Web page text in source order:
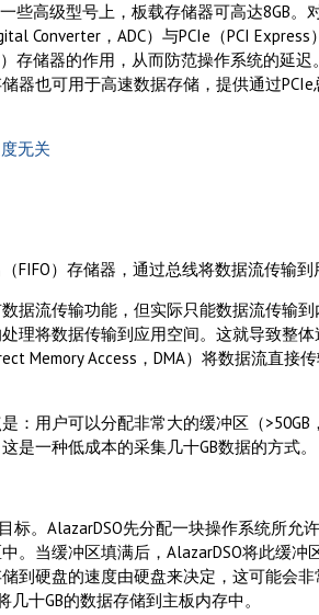
些高级型号上，板载存储器可高达8GB。
Converter，ADC）与PCIe（PCI Express
存储器的作用，从而防范操作系统的延
器也可用于高速数据存储，提供通过
无关
）存储器，通过总线将数据流传输到
据流传输功能，但实际只能数据流传输
处理将数据传输到应用空间。这就导致整
Memory Access，DMA）将数据流直接
：用户可以分配非常大的缓冲区（>50GB
一种低成本的采集几十GB数据的方式。
标。AlazarDSO先分配一块操作系统所允
。当缓冲区填满后，AlazarDSO将此缓冲
到硬盘的速度由硬盘来决定，这可能会
十GB的数据存储到主板内存中。